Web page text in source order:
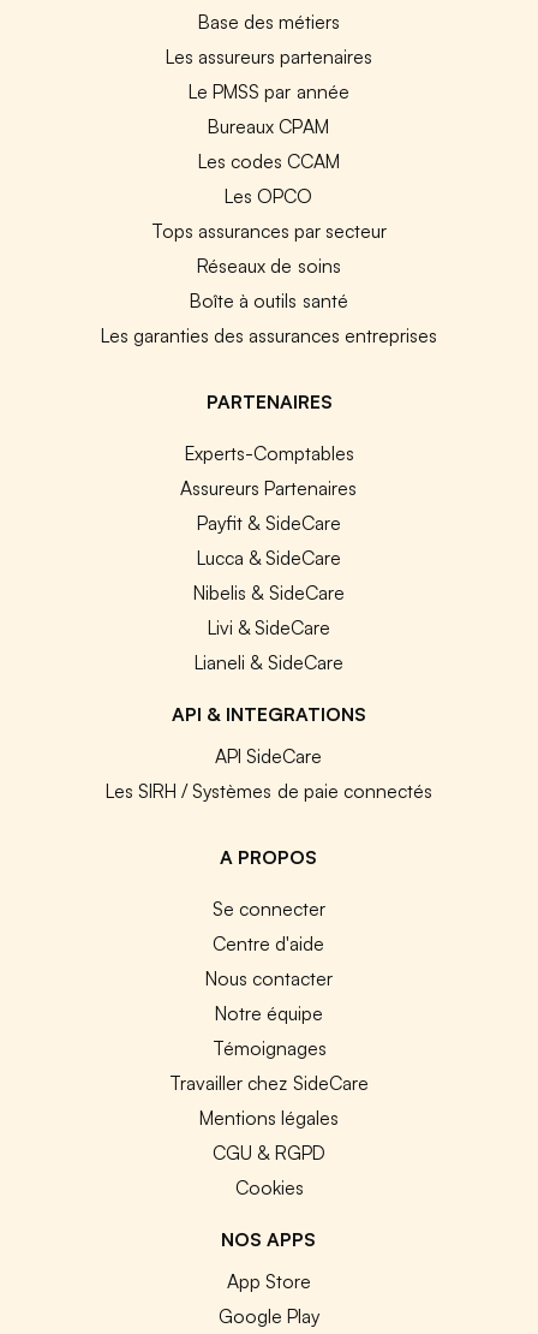
Base des métiers
Les assureurs partenaires
Le PMSS par année
Bureaux CPAM
Les codes CCAM
Les OPCO
Tops assurances par secteur
Réseaux de soins
Boîte à outils santé
Les garanties des assurances entreprises
PARTENAIRES
Experts-Comptables
Assureurs Partenaires
Payfit & SideCare
Lucca & SideCare
Nibelis & SideCare
Livi & SideCare
Lianeli & SideCare
API & INTEGRATIONS
API SideCare
Les SIRH / Systèmes de paie connectés
A PROPOS
Se connecter
Centre d'aide
Nous contacter
Notre équipe
Témoignages
Travailler chez SideCare
Mentions légales
CGU & RGPD
Cookies
NOS APPS
App Store
Google Play